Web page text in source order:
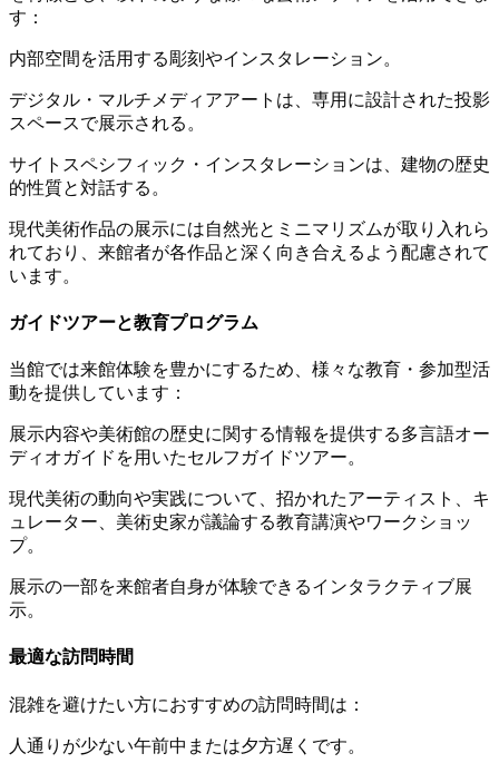
す：
内部空間を活用する彫刻やインスタレーション。
デジタル・マルチメディアアートは、専用に設計された投影
スペースで展示される。
サイトスペシフィック・インスタレーションは、建物の歴史
的性質と対話する。
現代美術作品の展示には自然光とミニマリズムが取り入れら
れており、来館者が各作品と深く向き合えるよう配慮されて
います。
ガイドツアーと教育プログラム
当館では来館体験を豊かにするため、様々な教育・参加型活
動を提供しています：
展示内容や美術館の歴史に関する情報を提供する多言語オー
ディオガイドを用いたセルフガイドツアー。
現代美術の動向や実践について、招かれたアーティスト、キ
ュレーター、美術史家が議論する教育講演やワークショッ
プ。
展示の一部を来館者自身が体験できるインタラクティブ展
示。
最適な訪問時間
混雑を避けたい方におすすめの訪問時間は：
人通りが少ない午前中または夕方遅くです。